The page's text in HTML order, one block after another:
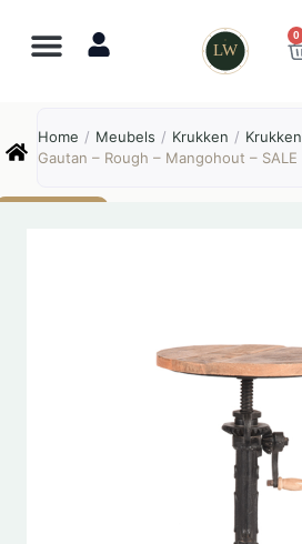
LW
0
Home / Meubels / Krukken / Krukken
Gautan – Rough – Mangohout – SALE
Online